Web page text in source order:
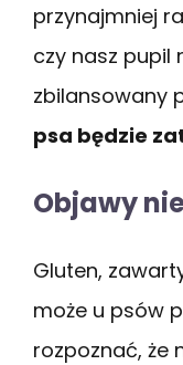
przynajmniej
czy nasz pupil
zbilansowany
psa będzie
Objawy
Gluten,
może u psów
rozpoznać, że